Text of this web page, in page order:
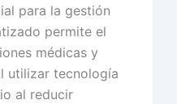
para la gestión
permite el
médicas y
utilizar tecnología
al reducir